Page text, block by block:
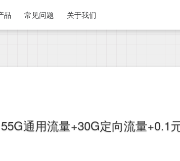
品 常见问题 关于我们
通用流量+30G定向流量+0.1